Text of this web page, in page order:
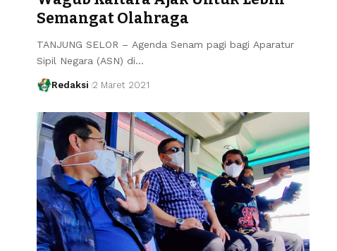
Semangat Olahraga
TANJUNG SELOR – Agenda Senam pagi bagi Aparatur
Sipil Negara (ASN) di…
Redaksi 2 Maret 2021